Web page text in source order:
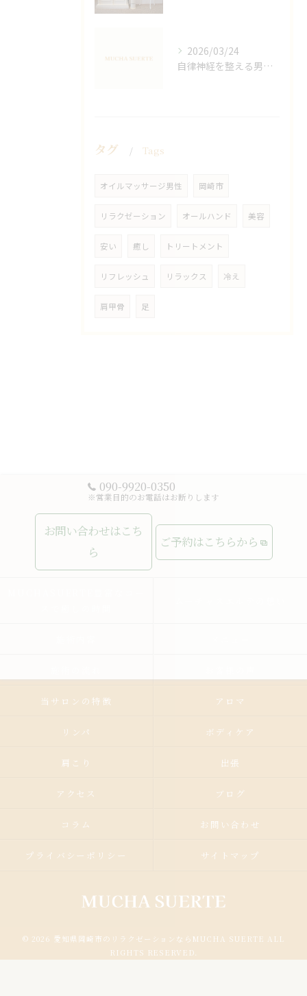
2026/03/24
自律神経を整える男性オイルマッサージ
タグ Tags
オイルマッサージ男性 岡崎市
リラクゼーション オールハンド 美容
安い 癒し トリートメント
リフレッシュ リラックス 冷え
肩甲骨 足
090-9920-0350
※営業目的のお電話はお断りします
お問い合わせはこち
ら
ご予約はこちらから
当サロンの特徴 アロマ
リンパ ボディケア
肩こり 出張
アクセス ブログ
コラム お問い合わせ
プライバシーポリシー サイトマップ
© 2026 愛知県岡崎市のリラクゼーションならMUCHA SUERTE ALL
RIGHTS RESERVED.